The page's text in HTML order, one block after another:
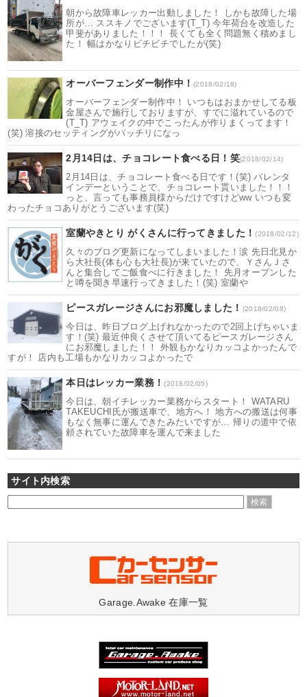
朝から故障車レッカー出動しました！ しかも故障した場
所が… ススキノでございます(T_T) 今年荷台を改造した
甲斐がありました！！！ 長くても全く問題無く積めまし
た！ 幅はかなりビチビチでしたが(笑)
オーバーフェンダー制作中！(2018/02/18)
オーバーフェンダー制作中！ いつもはおまかせしてる板
金屋さんで施行しておりますが、すでに溢れているので
(T_T) アウェイクの中でこったんが作りまくってます！
(笑) 溶接のセッティングがバッチリになっ
2月14日は、チョコレート食べる日！笑(2018/02/14)
2月14日は、チョコレート食べる日です！(笑) バレンタ
インデーということで、チョコレート貰いました！！！
っと、言っても事務員様からだけですけどww いつも変
わったチョコありがとうございます(笑)
室蘭やきとり がくさんに行ってきました！(2018/02/12)
久々のブログ更新になってしまいました！涙 先日北見か
ら大社長(体も心も大社長)が来ていたので、ＹさんＪさ
んと集合してご飯食べに行きました！ 先月オープンした
と噂を聞き早速行ってきました！(笑) 室蘭や
ピースガレージさんにお邪魔しました！ (2018/02/08)
今日は、昨日ブログ上げれなかったので2回上げちゃいま
す！(笑) 最近仲良くさせて頂いてるピースガレージさん
にお邪魔しました！！ 外観もかなりカッコよかったんで
すが！ 店内も工場もかなりカッコよかったで
本日はレッカー業務！(2018/02/05)
今日は、朝イチレッカー業務からスタート！ WATARU
TAKEUCHI氏が搬送車で、地方へ！ 地方への搬送は何事
もなく無事に運んできたみたいですが… 帰りの道中で依
頼されていた故障車を運んで来ました
サイト内検索
Garage.Awake 在庫一覧